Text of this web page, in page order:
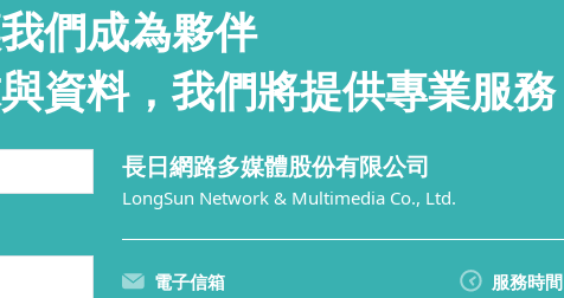
們成為夥伴
資料，我們將提供專業服務
長日網路多媒體股份有限公司
LongSun Network & Multimedia Co., Ltd.
電子信箱
服務時間